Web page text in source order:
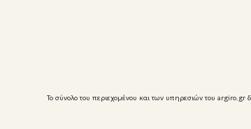
Το σύνολο του περιεχομένου και των υπηρεσιών του